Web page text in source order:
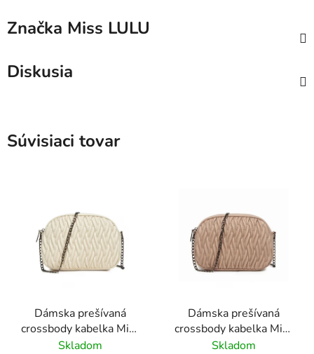
Značka Miss LULU
Diskusia
Súvisiaci tovar
Dámska prešívaná
crossbody kabelka Miss
Lulu MSM2449 -
Skladom
Dámska prešívaná
crossbody kabelka Miss
Lulu MSM2449
Skladom